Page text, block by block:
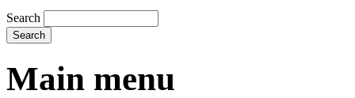
Search
Main menu